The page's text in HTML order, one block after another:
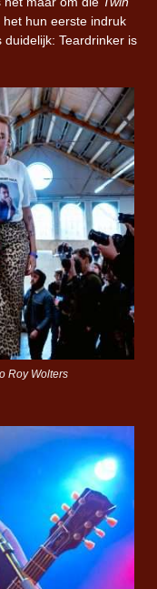
hun eerste indruk
Teardrinker is
Roy Wolters